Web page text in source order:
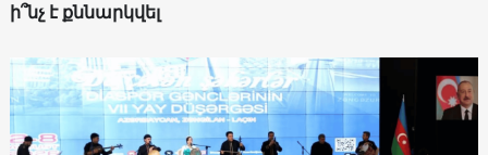
ի՞նչ է քննարկվել